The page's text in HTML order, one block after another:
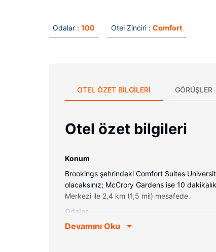
Odalar : 100 Otel Zinciri : Comfort
OTEL ÖZET BILGILERI GÖRÜŞLER
Otel özet bilgileri
Konum
Brookings şehrindeki Comfort Suites
olacaksınız; McCrory Gardens ise 10
Merkezi ile 2,4 km (1,5 mil) mesafede.
Odalar
Misafirler 100 ayrı ayrı dekore edilmiş odada
Devamını Oku